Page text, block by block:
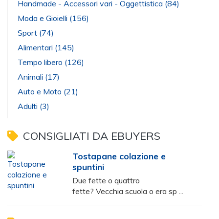
Handmade - Accessori vari - Oggettistica (84)
Moda e Gioielli (156)
Sport (74)
Alimentari (145)
Tempo libero (126)
Animali (17)
Auto e Moto (21)
Adulti (3)
CONSIGLIATI DA EBUYERS
Tostapane colazione e
spuntini
Due fette o quattro
fette? Vecchia scuola o era sp ...